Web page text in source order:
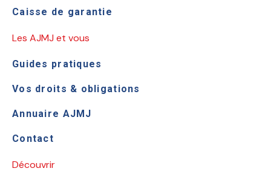
Caisse de garantie
Les AJMJ et vous
Guides pratiques
Vos droits & obligations
Annuaire AJMJ
Contact
Découvrir